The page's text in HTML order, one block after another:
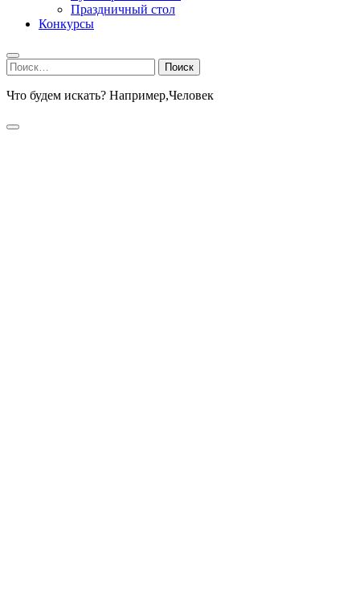
Праздничный стол
Конкурсы
Найти:
Что будем искать? Например,Человек